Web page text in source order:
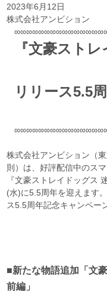
2023年6月12日
株式会社アンビション
『文豪スト
リリース5.5
株式会社アンビション（
則）は、好評配信中のス
『文豪ストレイドッグス
(水)に5.5周年を迎えます
ス5.5周年記念キャンペー
■新たな物語追加「文
前編」